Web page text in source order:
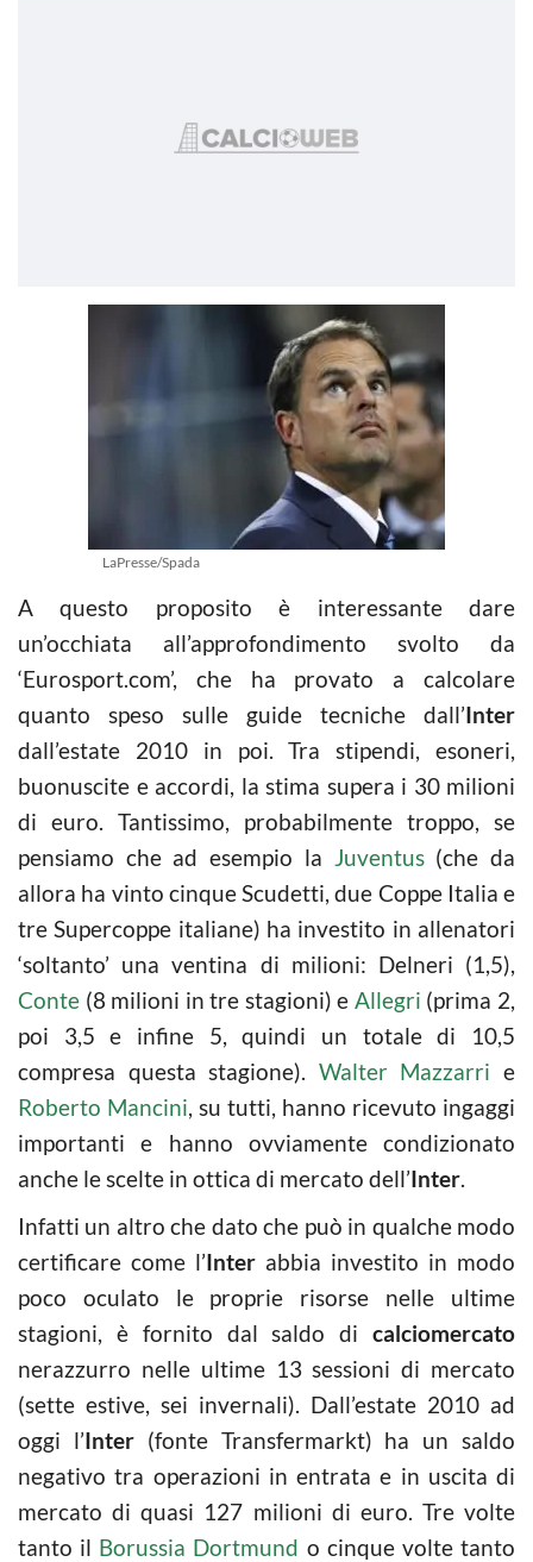
LaPresse/Spada
A questo proposito è interessante dare
un’occhiata all’approfondimento svolto da
‘Eurosport.com’, che ha provato a calcolare
quanto speso sulle guide tecniche dall’Inter
dall’estate 2010 in poi. Tra stipendi, esoneri,
buonuscite e accordi, la stima supera i 30 milioni
di euro. Tantissimo, probabilmente troppo, se
pensiamo che ad esempio la Juventus(che da
allora ha vinto cinque Scudetti, due Coppe Italia e
tre Supercoppe italiane) ha investito in allenatori
‘soltanto’ una ventina di milioni: Delneri (1,5),
Conte (8 milioni in tre stagioni) e Allegri (prima 2,
poi 3,5 e infine 5, quindi un totale di 10,5
compresa questa stagione). Walter Mazzarri e
Roberto Mancini, su tutti, hanno ricevuto ingaggi
importanti e hanno ovviamente condizionato
anche le scelte in ottica di mercato dell’Inter.
Infatti un altro che dato che può in qualche modo
certificare come l’Inter abbia investito in modo
poco oculato le proprie risorse nelle ultime
stagioni, è fornito dal saldo di calciomercato
nerazzurro nelle ultime 13 sessioni di mercato
(sette estive, sei invernali). Dall’estate 2010 ad
oggi l’Inter(fonte Transfermarkt) ha un saldo
negativo tra operazioni in entrata e in uscita di
mercato di quasi 127 milioni di euro. Tre volte
tanto il Borussia Dortmund o cinque volte tanto